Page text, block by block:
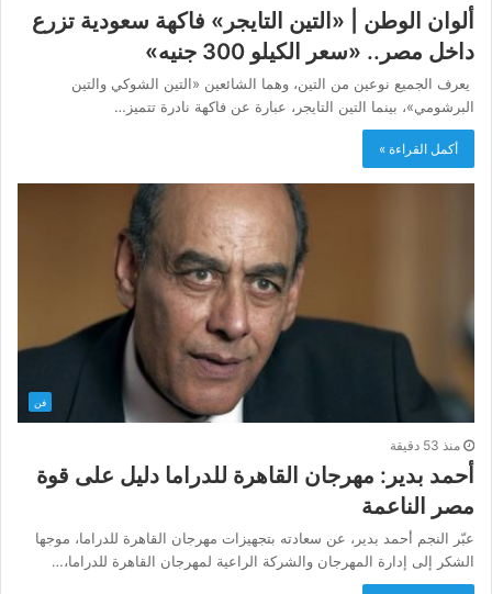
ألوان الوطن | «التين التايجر» فاكهة سعودية تزرع
داخل مصر.. «سعر الكيلو 300 جنيه»
​ يعرف الجميع نوعين من التين، وهما الشائعين «التين الشوكي والتين
البرشومي»، بينما التين التايجر، عبارة عن فاكهة نادرة تتميز…
أكمل القراءة »
فن
منذ 53 دقيقة
أحمد بدير: مهرجان القاهرة للدراما دليل على قوة
مصر الناعمة
عبّر النجم أحمد بدير، عن سعادته بتجهيزات مهرجان القاهرة للدراما، موجها
الشكر إلى إدارة المهرجان والشركة الراعية لمهرجان القاهرة للدراما،…